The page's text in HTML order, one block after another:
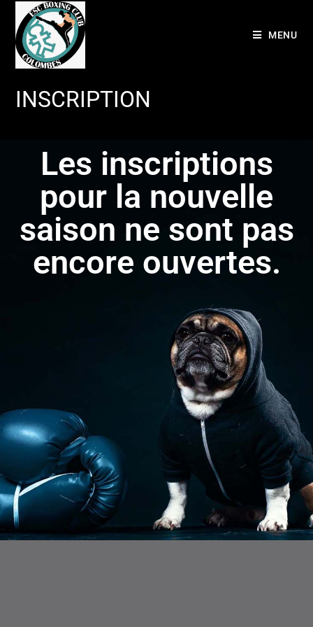
MENU
INSCRIPTION
Les inscriptions
pour la nouvelle
saison ne sont pas
encore ouvertes.